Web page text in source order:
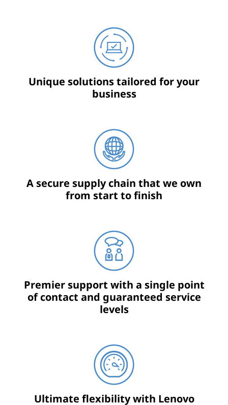
Unique solutions tailored for your
business
A secure supply chain that we own
from start to finish
Premier support with a single point
of contact and guaranteed service
levels
Ultimate flexibility with Lenovo